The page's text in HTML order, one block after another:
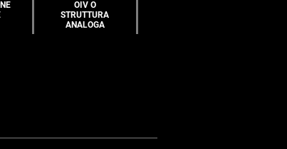
OIV O
STRUTTURA
ANALOGA